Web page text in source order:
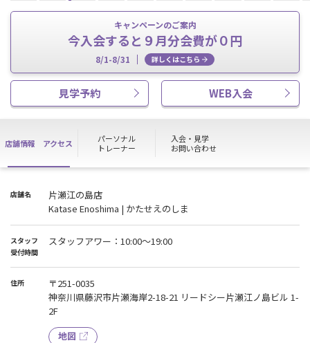
キャンペーンのご案内
今入会すると９月分会費が０円
8/1-8/31 詳しくはこちら
見学予約 WEB入会
店舗情報 アクセス
パーソナル
トレーナー
入会・見学
お問い合わせ
店舗名
片瀬江の島店
Katase Enoshima | かたせえのしま
スタッフ
受付時間
スタッフアワー：10:00～19:00
住所
〒251-0035
神奈川県藤沢市片瀬海岸2-18-21 リードシー片瀬江ノ島ビル 1-
2F
地図